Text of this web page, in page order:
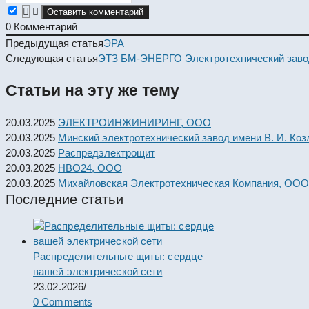
0 Комментарий
Read
more
Предыдущая статьяЭРА
Следующая статьяЭТЗ БМ-ЭНЕРГО Электротехнический
Статьи на эту же тему
20.03.2025 ЭЛЕКТРОИНЖИНИРИНГ, ООО
20.03.2025 Минский электротехнический завод имени В. И.
20.03.2025 Распредэлектрощит
20.03.2025 НВО24, ООО
20.03.2025 Михайловская Электротехническая Компания, ООО
Последние статьи
Распределительные щиты: сердце
вашей электрической сети
23.02.2026/
0 Comments